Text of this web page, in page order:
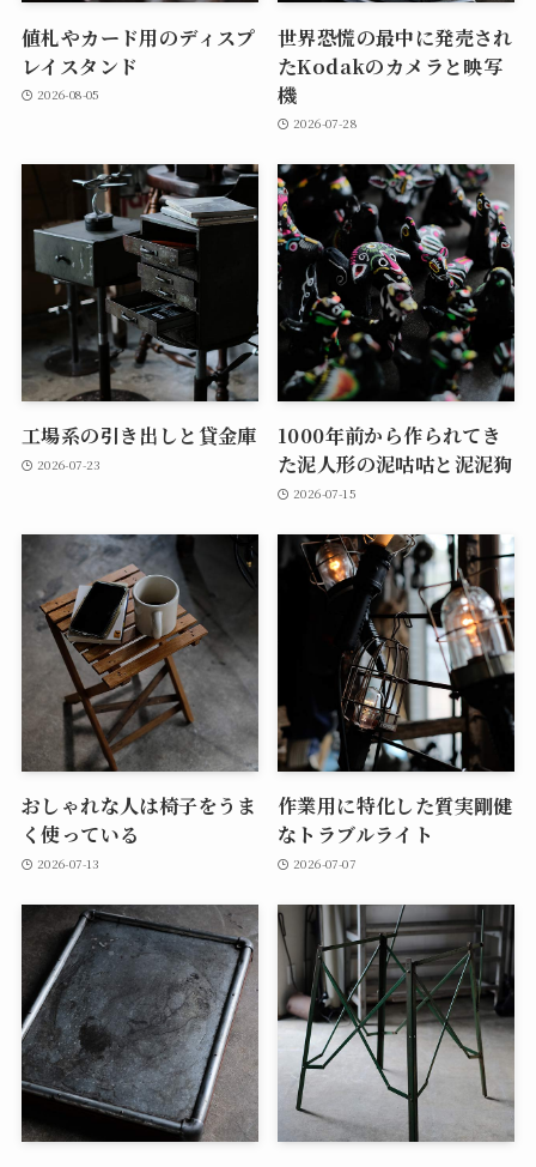
値札やカード用のディスプ
レイスタンド
2026-08-05
世界恐慌の最中に発売され
たKodakのカメラと映写
機
2026-07-28
工場系の引き出しと貸金庫
2026-07-23
1000年前から作られてき
た泥人形の泥咕咕と泥泥狗
2026-07-15
おしゃれな人は椅子をうま
く使っている
2026-07-13
作業用に特化した質実剛健
なトラブルライト
2026-07-07